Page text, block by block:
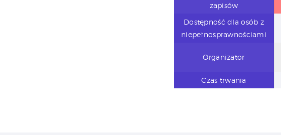
zapisów
Dostępność dla osób z
niepełnosprawnościami
Organizator
Czas trwania